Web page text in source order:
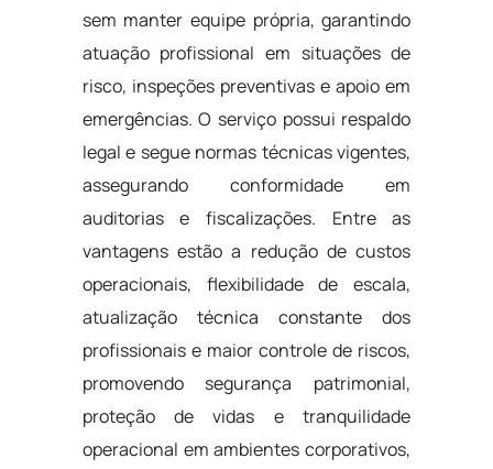
sem manter equipe própria, garantindo
atuação profissional em situações de
risco, inspeções preventivas e apoio em
emergências. O serviço possui respaldo
legal e segue normas técnicas vigentes,
assegurando conformidade em
auditorias e fiscalizações. Entre as
vantagens estão a redução de custos
operacionais, flexibilidade de escala,
atualização técnica constante dos
profissionais e maior controle de riscos,
promovendo segurança patrimonial,
proteção de vidas e tranquilidade
operacional em ambientes corporativos,